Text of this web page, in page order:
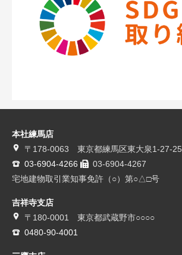
本社練馬店
〒178-0063 東京都練馬区東大泉1-27-25
03-6904-4266
03-6904-4267
宅地建物取引業知事免許（○）第○△□号
吉祥寺支店
〒180-0001 東京都武蔵野市○○○○
0480-90-4001